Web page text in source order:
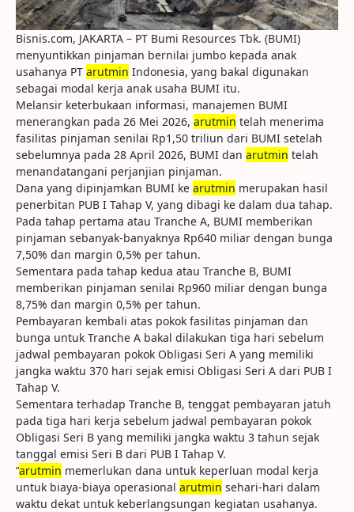
Bisnis.com, JAKARTA – PT Bumi Resources Tbk. (BUMI)
menyuntikkan pinjaman bernilai jumbo kepada anak
usahanya PT arutmin Indonesia, yang bakal digunakan
sebagai modal kerja anak usaha BUMI itu.
Melansir keterbukaan informasi, manajemen BUMI
menerangkan pada 26 Mei 2026, arutmin telah menerima
fasilitas pinjaman senilai Rp1,50 triliun dari BUMI setelah
sebelumnya pada 28 April 2026, BUMI dan arutmin telah
menandatangani perjanjian pinjaman.
Dana yang dipinjamkan BUMI ke arutmin merupakan hasil
penerbitan PUB I Tahap V, yang dibagi ke dalam dua tahap.
Pada tahap pertama atau Tranche A, BUMI memberikan
pinjaman sebanyak-banyaknya Rp640 miliar dengan bunga
7,50% dan margin 0,5% per tahun.
Sementara pada tahap kedua atau Tranche B, BUMI
memberikan pinjaman senilai Rp960 miliar dengan bunga
8,75% dan margin 0,5% per tahun.
Pembayaran kembali atas pokok fasilitas pinjaman dan
bunga untuk Tranche A bakal dilakukan tiga hari sebelum
jadwal pembayaran pokok Obligasi Seri A yang memiliki
jangka waktu 370 hari sejak emisi Obligasi Seri A dari PUB I
Tahap V.
Sementara terhadap Tranche B, tenggat pembayaran jatuh
pada tiga hari kerja sebelum jadwal pembayaran pokok
Obligasi Seri B yang memiliki jangka waktu 3 tahun sejak
tanggal emisi Seri B dari PUB I Tahap V.
”arutmin memerlukan dana untuk keperluan modal kerja
untuk biaya-biaya operasional arutmin sehari-hari dalam
waktu dekat untuk keberlangsungan kegiatan usahanya.